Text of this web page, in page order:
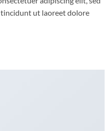
ut laoreet dolore